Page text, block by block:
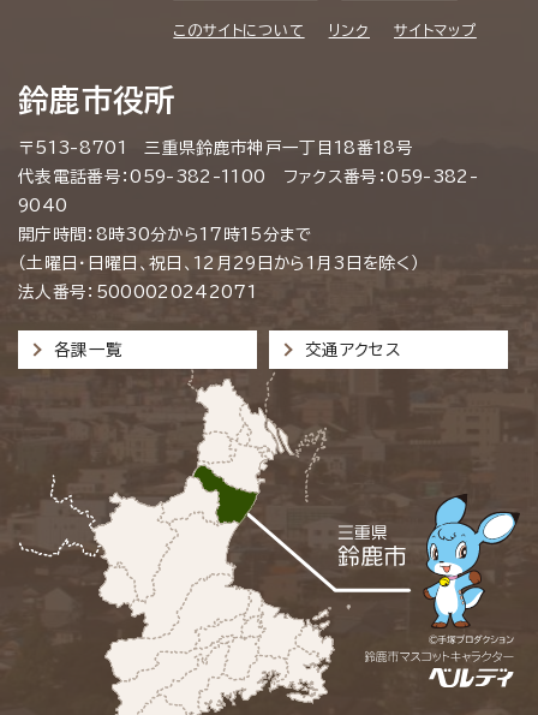
このサイトについて リンク サイトマップ
鈴鹿市役所
〒513-8701 三重県鈴鹿市神戸一丁目18番18号
代表電話番号：059-382-1100 ファクス番号：059-382-
9040
開庁時間：8時30分から17時15分まで
（土曜日・日曜日、祝日、12月29日から1月3日を除く）
法人番号：5000020242071
各課一覧 交通アクセス